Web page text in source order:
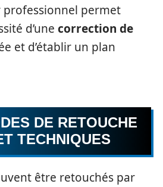
permet
d’une correction de
et d’établir un plan
DE RETOUCHE
TECHNIQUES
être retouchés par